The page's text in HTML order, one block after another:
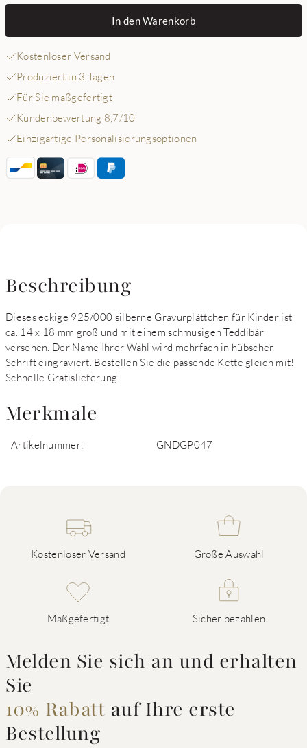
In den Warenkorb
Kostenloser Versand
Produziert in 3 Tagen
Für Sie maßgefertigt
Kundenbewertung 8,7/10
Einzigartige Personalisierungsoptionen
Beschreibung
Dieses eckige 925/000 silberne Gravurplättchen für Kinder ist
ca. 14 x 18 mm groß und mit einem schmusigen Teddibär
versehen. Der Name Ihrer Wahl wird mehrfach in hübscher
Schrift eingraviert. Bestellen Sie die passende Kette gleich mit!
Schnelle Gratislieferung!
Merkmale
Artikelnummer: GNDGP047
Kostenloser Versand Große Auswahl
Maßgefertigt Sicher bezahlen
Melden Sie sich an und erhalten
Sie
10% Rabatt auf Ihre erste
Bestellung